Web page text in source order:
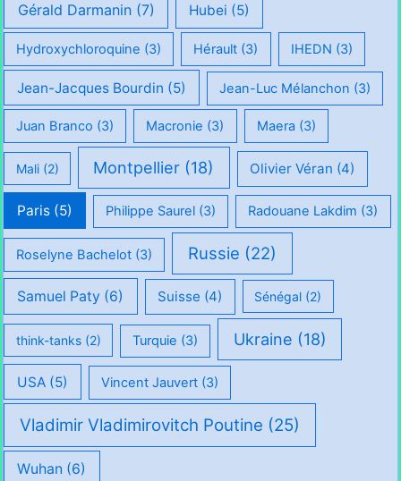
Gérald Darmanin(7) Hubei (5)
Hydroxychloroquine (3) Hérault (3) IHEDN (3)
Jean-Jacques Bourdin (5) Jean-Luc Mélanchon (3)
Juan Branco (3) Macronie (3) Maera (3)
Mali(2) Montpellier (18) Olivier Véran (4)
Paris(5) Philippe Saurel (3) Radouane Lakdim (3)
Roselyne Bachelot (3) Russie (22)
Samuel Paty (6) Suisse (4) Sénégal (2)
think-tanks(2) Turquie (3) Ukraine (18)
USA(5) Vincent Jauvert (3)
Vladimir Vladimirovitch Poutine (25)
Wuhan (6)